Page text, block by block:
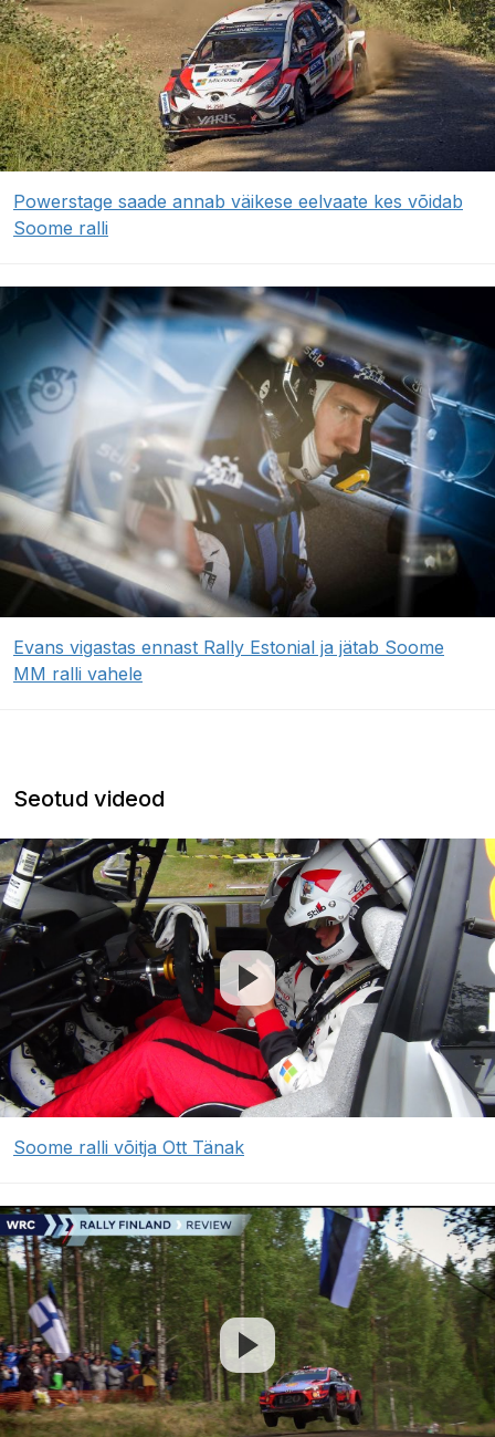
Powerstage saade annab väikese eelvaate kes võidab
Soome ralli
Evans vigastas ennast Rally Estonial ja jätab Soome
MM ralli vahele
Seotud videod
Soome ralli võitja Ott Tänak